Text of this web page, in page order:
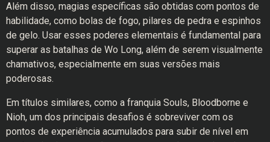
Além disso, magias específicas são obtidas com pontos de
habilidade, como bolas de fogo, pilares de pedra e espinhos
de gelo. Usar esses poderes elementais é fundamental para
superar as batalhas de Wo Long, além de serem visualmente
chamativos, especialmente em suas versões mais
poderosas.
Em títulos similares, como a franquia Souls, Bloodborne e
Nioh, um dos principais desafios é sobreviver com os
pontos de experiência acumulados para subir de nível em